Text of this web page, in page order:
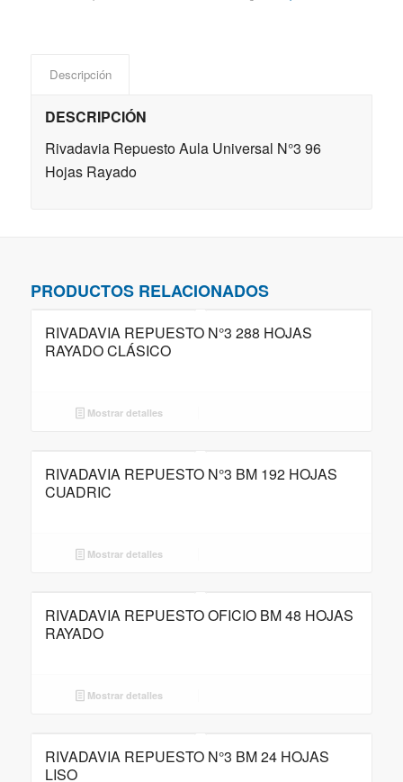
Descripción
DESCRIPCIÓN
Rivadavia Repuesto Aula Universal N°3 96
Hojas Rayado
PRODUCTOS RELACIONADOS
RIVADAVIA REPUESTO N°3 288 HOJAS
RAYADO CLÁSICO
Mostrar detalles
RIVADAVIA REPUESTO N°3 BM 192 HOJAS
CUADRIC
Mostrar detalles
RIVADAVIA REPUESTO OFICIO BM 48 HOJAS
RAYADO
Mostrar detalles
RIVADAVIA REPUESTO N°3 BM 24 HOJAS
LISO